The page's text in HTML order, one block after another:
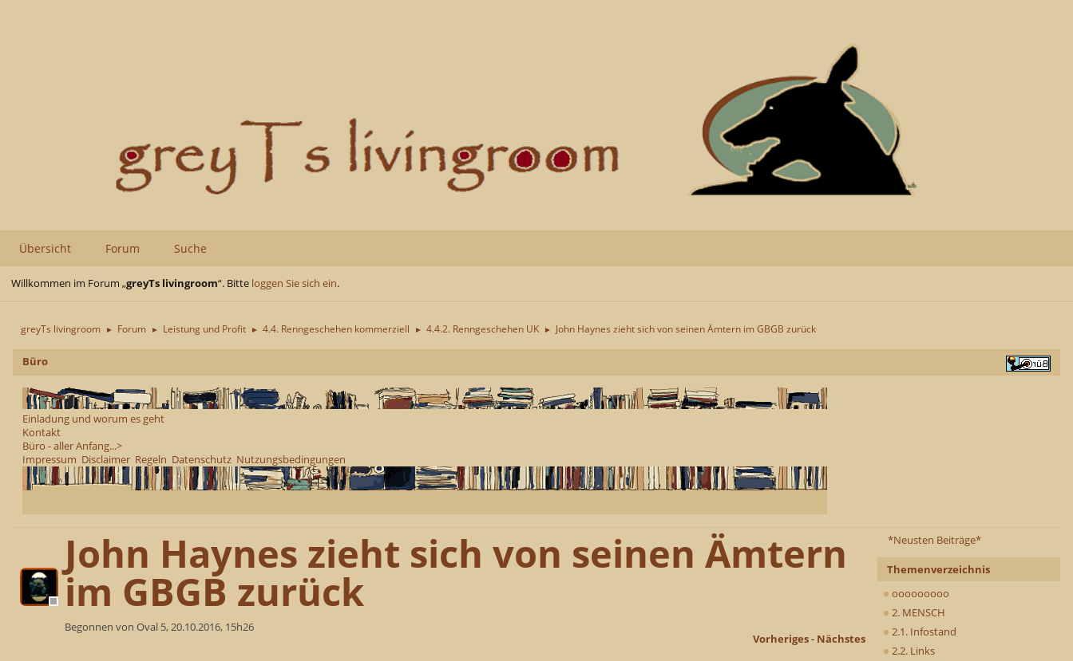
Übersicht Forum Suche
Willkommen im Forum „greyTs livingroom“. Bitte loggen Sie sich ein.
greyTs livingroom ► Forum ► Leistung und Profit ► 4.4. Renngeschehen kommerziell ► 4.4.2. Renngeschehen UK ► John Haynes zieht sich von seinen Ämtern im GBGB zurück
Büro
Einladung und worum es geht
Kontakt
Büro - aller Anfang...>
Impressum Disclaimer Regeln Datenschutz Nutzungsbedingungen
*Neusten Beiträge*
Themenverzeichnis
ooooooooo
2. MENSCH
2.1. Infostand
2.2. Links
John Haynes zieht sich von seinen Ämtern
im GBGB zurück
Begonnen von Oval 5, 20.10.2016, 15h26
Vorheriges- Nächstes